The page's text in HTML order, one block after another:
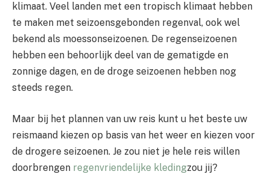
klimaat. Veel landen met een tropisch klimaat hebben
te maken met seizoensgebonden regenval, ook wel
bekend als moessonseizoenen. De regenseizoenen
hebben een behoorlijk deel van de gematigde en
zonnige dagen, en de droge seizoenen hebben nog
steeds regen.
Maar bij het plannen van uw reis kunt u het beste uw
reismaand kiezen op basis van het weer en kiezen voor
de drogere seizoenen. Je zou niet je hele reis willen
doorbrengen regenvriendelijke kledingzou jij?